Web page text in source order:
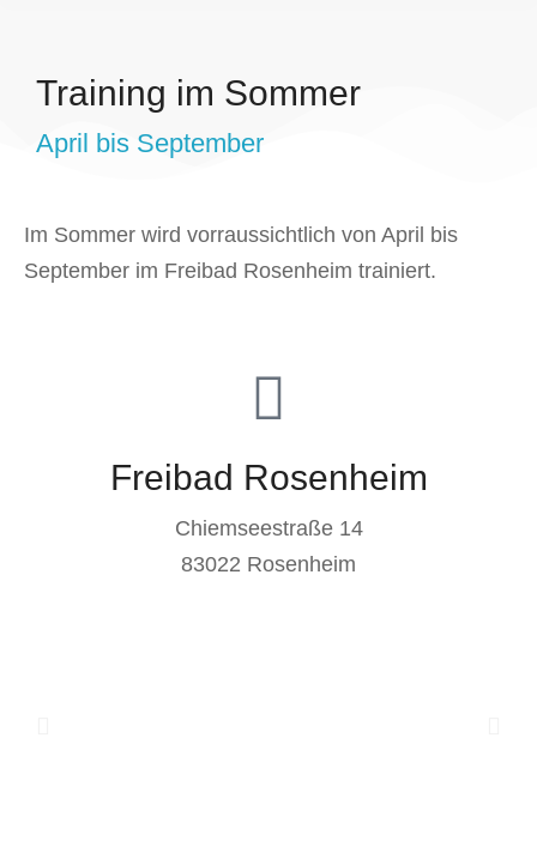
Training im Sommer
April bis September
Im Sommer wird vorraussichtlich von April bis
September im Freibad Rosenheim trainiert.
Freibad Rosenheim
Chiemseestraße 14
83022 Rosenheim